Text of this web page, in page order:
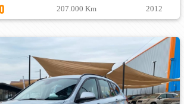
207.000 Km 2012